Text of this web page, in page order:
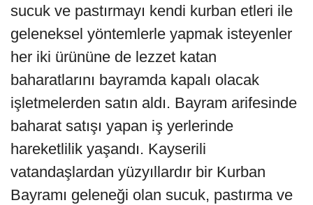
sucuk ve pastırmayı kendi kurban etleri ile
geleneksel yöntemlerle yapmak isteyenler
her iki ürününe de lezzet katan
baharatlarını bayramda kapalı olacak
işletmelerden satın aldı. Bayram arifesinde
baharat satışı yapan iş yerlerinde
hareketlilik yaşandı. Kayserili
vatandaşlardan yüzyıllardır bir Kurban
Bayramı geleneği olan sucuk, pastırma ve